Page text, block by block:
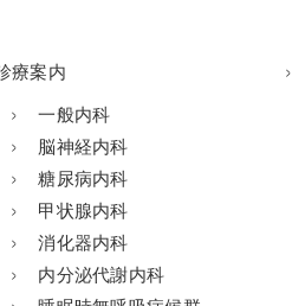
療案内
一般内科
脳神経内科
糖尿病内科
甲状腺内科
消化器内科
内分泌代謝内科